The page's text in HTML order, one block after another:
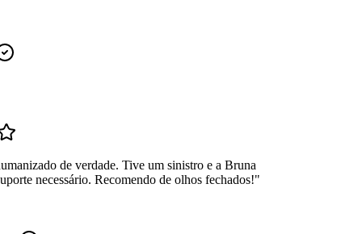
de verdade. Tive um sinistro e a Bruna
necessário. Recomendo de olhos fechados!"